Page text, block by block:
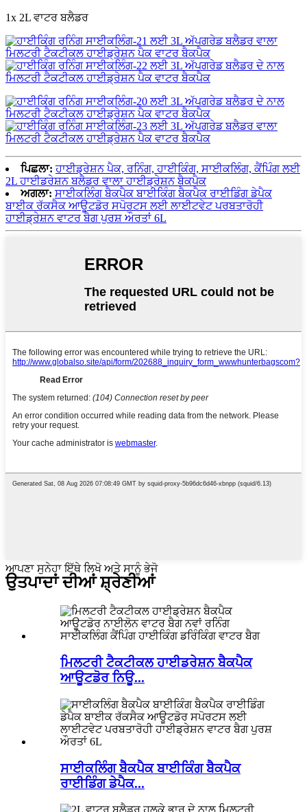
1x 2L ਵਾਟਰ ਬਲੈਡਰ
ਪਿਛਲਾ: ਹਾਈਡ੍ਰੇਸ਼ਨ ਪੈਕ, ਰਨਿੰਗ, ਹਾਈਕਿੰਗ, ਸਾਈਕਲਿੰਗ, ਕੈਂਪਿੰਗ ਲਈ
2L ਹਾਈਡਰੇਸ਼ਨ ਬਲੈਡਰ ਵਾਲਾ ਹਾਈਡ੍ਰੇਸ਼ਨ ਬੈਕਪੈਕ
ਅਗਲਾ: ਸਾਈਕਲਿੰਗ ਬੈਕਪੈਕ ਬਾਈਕਿੰਗ ਬੈਕਪੈਕ ਰਾਈਡਿੰਗ ਡੇਪੈਕ
ਬਾਈਕ ਰੱਕਸੈਕ ਆਊਟਡੋਰ ਸਪੋਰਟਸ ਲਈ ਲਾਈਟਵੇਟ ਪਰਬਤਾਰੋਹੀ
ਹਾਈਡ੍ਰੇਸ਼ਨ ਵਾਟਰ ਬੈਗ ਪੁਰਸ਼ ਔਰਤਾਂ 6L
ਆਪਣਾ ਸੁਨੇਹਾ ਇੱਥੇ ਲਿਖੋ ਅਤੇ ਸਾਨੂੰ ਭੇਜੋ
ਉਤਪਾਦਾਂ ਦੀਆਂ ਸ਼੍ਰੇਣੀਆਂ
ਮਿਲਟਰੀ ਟੈਕਟੀਕਲ ਹਾਈਡਰੇਸ਼ਨ ਬੈਕਪੈਕ
ਆਊਟਡੋਰ ਨਿਊ...
ਸਾਈਕਲਿੰਗ ਬੈਕਪੈਕ ਬਾਈਕਿੰਗ ਬੈਕਪੈਕ
ਰਾਈਡਿੰਗ ਡੇਪੈਕ...